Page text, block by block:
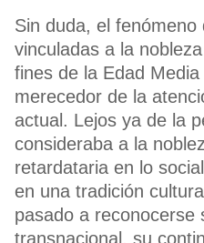
Sin duda, el
vinculadas a la
fines de la Edad
merecedor de la
actual. Lejos ya de la
consideraba a la
retardataria en lo
en una tradición
pasado a reconocerse
transnacional, su